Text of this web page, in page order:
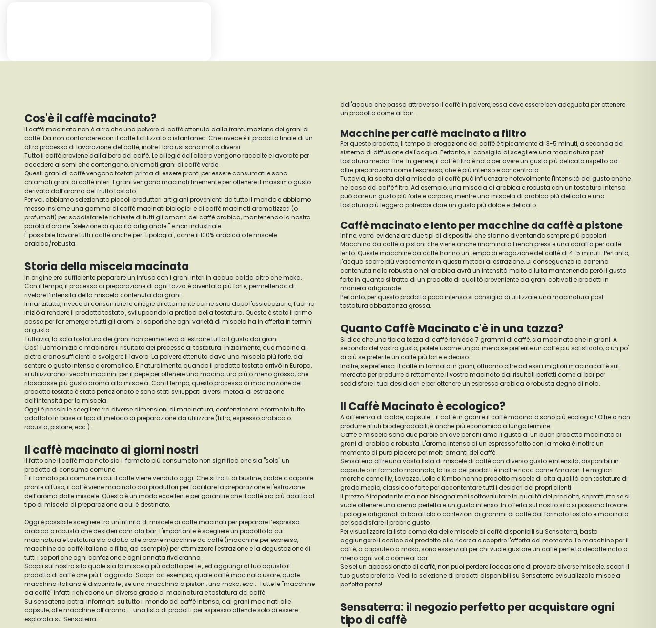
Cos'è il caffè macinato?
Il caffè macinato non è altro che una polvere di caffè ottenuta dalla frantumazione dei grani di
caffè. Da non confondere con il caffè liofilizzato o istantaneo. Che invece è il prodotto finale di un
altro processo di lavorazione del caffè, inolre I loro usi sono molto diversi.
Tutto il caffè proviene dall'albero del caffè. Le ciliegie dell'albero vengono raccolte e lavorate per
accedere ai semi che contengono, chiamati grani di caffè verde.
Questi grani di caffè vengono tostati prima di essere pronti per essere consumati e sono
chiamati grani di caffè interi. I grani vengono macinati finemente per ottenere il massimo gusto
derivato dall’aroma del frutto tostato.
Per voi, abbiamo selezionato piccoli produttori artigiani provenienti da tutto il mondo e abbiamo
messo insieme una gamma di caffè macinati biologici e di caffè macinati aromatizzati (o
profumati) per soddisfare le richieste di tutti gli amanti del caffè arabica, mantenendo la nostra
parola d'ordine "selezione di qualità artigianale " e non industriale.
È possibile trovare tutti i caffè anche per "tipologia", come il 100% arabica o le miscele
arabica/robusta.
Storia della miscela macinata
In origine era sufficiente preparare un infuso con i grani interi in acqua calda altro che moka.
Con il tempo, il processo di preparazione di ogni tazza è diventato più forte, permettendo di
rivelare l’intensita della miscela contenuta dai grani.
Innanzitutto, invece di consumare le ciliegie direttamente come sono dopo l'essiccazione, l'uomo
iniziò a rendere il prodotto tostato , sviluppando la pratica della tostatura. Questo è stato il primo
passo per far emergere tutti gli aromi e i sapori che ogni varietà di miscela ha in offerta in termini
di gusto.
Tuttavia, la sola tostatura dei grani non permetteva di estrarre tutto il gusto dai grani.
Così l'uomo iniziò a macinare il risultato del processo di tostatura. Inizialmente, due macine di
pietra erano sufficienti a svolgere il lavoro. La polvere ottenuta dava una miscela più forte, dal
sentore o gusto intenso e aromatico. E naturalmente, quando il prodotto tostato arrivò in Europa,
si utilizzarono i vecchi macinini per il pepe per ottenere una macinatura più o meno grossa, che
rilasciasse più gusto aroma alla miscela. Con il tempo, questo processo di macinazione del
prodotto tostato è stato perfezionato e sono stati sviluppati diversi metodi di estrazione
dell’intensità per la miscela.
Oggi è possibile scegliere tra diverse dimensioni di macinatura, confenzionem e formato tutto
adattato in base al tipo di metodo di preparazione da utilizzare (filtro, espresso arabica o
robusta, pistone, ecc.).
Il caffè macinato ai giorni nostri
Il fatto che il caffè macinato sia il formato più consumato non significa che sia "solo" un
prodotto di consumo comune.
È il formato più comune in cui il caffè viene venduto oggi. Che si tratti di bustine, cialde o capsule
pronte all'uso, il caffè viene macinato dai produttori per facilitare la preparazione e l'estrazione
dell’aroma dalle miscele. Questo è un modo eccellente per garantire che il caffè sia più adatto al
tipo di miscela di preparazione a cui è destinato.
Oggi è possibile scegliere tra un'infinità di miscele di caffè macinati per preparare l’espresso
arabica o robusta che desideri com ala bar. L'importante è scegliere un prodotto la cui
macinatura e tostatura sia adatta alle proprie macchine da caffè (macchine per espresso,
macchine da caffè italiana o filtro, ad esempio) per ottimizzare l'estrazione e la degustazione di
tutti i sapori che ogni confezione e ogni annata riveleranno.
Scopri sul nostro sito quale sia la miscela più adatta per te , ed aggiungi al tuo aquisto il
prodotto di caffè che più ti aggrada. Scopri ad esempio, quale caffè macinato usare, quale
macchina italiana è disponibile , se una macchina a pistoni, una moka, ecc... Tutte le "macchine
da caffè" infatti richiedono un diverso grado di macinatura e tostatura del caffè.
Su sensaterra potrai informarti su tutto il mondo del caffè intenso, dai grani macinati alle
capsule, alle macchine all’aroma ... una lista di prodotti per espresso attende solo di essere
esplorata su Sensaterra...
dell'acqua che passa attraverso il caffè in polvere, essa deve essere ben adeguata per ottenere
un prodotto come al bar.
Macchine per caffè macinato a filtro
Per questo prodotto, Il tempo di erogazione del caffè è tipicamente di 3-5 minuti, a seconda del
sistema di diffusione dell'acqua. Pertanto, si consiglia di scegliere una macinatura post
tostatura medio-fine. In genere, il caffè filtro è noto per avere un gusto più delicato rispetto ad
altre preparazioni come l'espresso, che è più intenso e concentrato.
Tuttavia, la scelta della miscela di caffè può influenzare notevolmente l'intensità del gusto anche
nel caso del caffè filtro. Ad esempio, una miscela di arabica e robusta con un tostatura intensa
può dare un gusto più forte e corposo, mentre una miscela di arabica più delicata e una
tostatura più leggera potrebbe dare un gusto più dolce e delicato.
Caffè macinato e lento per macchine da caffè a pistone
Infine, vorrei evidenziare due tipi di dispositivi che stanno diventando sempre più popolari.
Macchina da caffè a pistoni che viene anche rinominata French press e una caraffa per caffè
lento. Queste macchine da caffè hanno un tempo di erogazione del caffè di 4-5 minuti. Pertanto,
l'acqua scorre più velocemente in questi metodi di estrazione, Di conseguenza la caffeina
contenuta nella robusta o nell’arabica avrà un intensità molto diluita mantenendo però il gusto
forte in quanto si tratta di un prodotto di qualitò proveniente da grani coltivati e prodotti in
maniera artigianale.
Pertanto, per questo prodotto poco intenso si consiglia di utilizzare una macinatura post
tostatura abbastanza grossa.
Quanto Caffè Macinato c'è in una tazza?
Si dice che una tipica tazza di caffè richieda 7 grammi di caffè, sia macinato che in grani. A
seconda del vostro gusto, potete usarne un po' meno se preferite un caffè più sofisticato, o un po'
di più se preferite un caffè più forte e deciso.
Inoltre, se preferisci il caffè in formato in grani, offriamo oltre ad essi i migliori macinacaffè sul
mercato per produrre direttamente il vostro macinato dai risultati perfetti come al bar per
soddisfare i tuoi desidideri e per ottenere un espresso arabica o robusta degno di nota.
Il Caffè Macinato è ecologico?
A differenza di cialde, capsule... il caffè in grani e il caffè macinato sono più ecologici! Oltre a non
produrre rifiuti biodegradabili, è anche più economico a lungo termine.
Caffe e miscela sono due parole chiave per chi ama il gusto di un buon prodotto macinato di
grani di arabica e robusta. L'aroma intenso di un espresso fatto con la moka è inotlre un
momento di puro piacere per molti amanti del caffè.
Sensaterra offre una vasta lista di miscele di caffè con diverso gusto e intensità, disponibili in
capsule o in formato macinato, la lista dei prodotti è inoltre ricca come Amazon. Le migliori
marche come illy, Lavazza, Lollo e Kimbo hanno prodotto miscele di alta qualità con tostature di
grado medio, classico o forte per accontentare tutti i desideri dei propri clienti.
Il prezzo è importante ma non bisogna mai sottovalutare la qualità del prodotto, soprattutto se si
vuole ottenere una crema perfetta e un gusto intenso. In offerta sul nostro sito si possono trovare
tipologie artigianali di barattolo o confezioni di grammi di caffè dal formato tostato e macinato
per soddisfare il proprio gusto.
Per visualizzare la lista completa delle miscele di caffè disponibili su Sensaterra, basta
aggiungere il codice del prodotto alla ricerca e scoprire l'offerta del momento. Le macchine per il
caffè, a capsule o a moka, sono essenziali per chi vuole gustare un caffè perfetto decaffeinato o
meno ogni volta come al bar.
Se sei un appassionato di caffè, non puoi perdere l'occasione di provare diverse miscele, scopri il
tuo gusto preferito. Vedi la selezione di prodotti disponibili su Sensaterra evisualizzala miscela
perfetta per te!
Sensaterra: il negozio perfetto per acquistare ogni
tipo di caffè